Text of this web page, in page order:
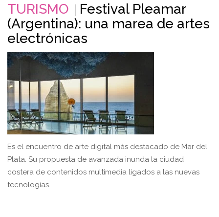
TURISMO
Festival Pleamar
(Argentina): una marea de artes
electrónicas
Es el encuentro de arte digital más destacado de Mar del
Plata. Su propuesta de avanzada inunda la ciudad
costera de contenidos multimedia ligados a las nuevas
tecnologías.